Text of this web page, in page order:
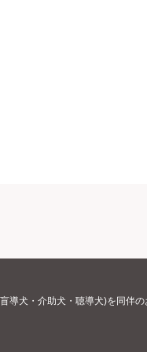
導犬・介助犬・聴導犬)を同伴